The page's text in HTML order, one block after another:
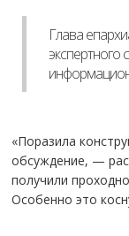
Глава
«Поразила
обсуждение, —
получили
Особенно это